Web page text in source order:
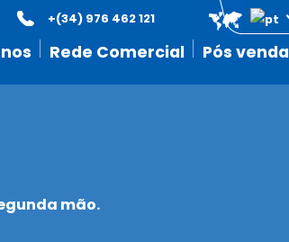
Rede Comercial Pós venda
+(34) 976 462 121
mão.